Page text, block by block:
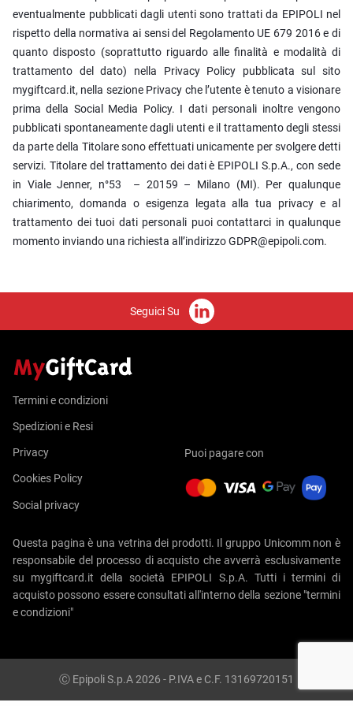
eventualmente pubblicati dagli utenti sono trattati da EPIPOLI nel
rispetto della normativa ai sensi del Regolamento UE 679 2016 e di
quanto disposto (soprattutto riguardo alle finalità e modalità di
trattamento del dato) nella Privacy Policy pubblicata sul sito
mygiftcard.it, nella sezione Privacy che l’utente è tenuto a visionare
prima della Social Media Policy. I dati personali inoltre vengono
pubblicati spontaneamente dagli utenti e il trattamento degli stessi
da parte della Titolare sono effettuati unicamente per svolgere detti
servizi. Titolare del trattamento dei dati è EPIPOLI S.p.A., con sede
in Viale Jenner, n°53 – 20159 – Milano (MI). Per qualunque
chiarimento, domanda o esigenza legata alla tua privacy e al
trattamento dei tuoi dati personali puoi contattarci in qualunque
momento inviando una richiesta all’indirizzo GDPR@epipoli.com.
Seguici Su
Termini e condizioni
Spedizioni e Resi
Privacy
Cookies Policy
Social privacy
Puoi pagare con
Questa pagina è una vetrina dei prodotti. Il gruppo Unicomm non è
responsabile del processo di acquisto che avverrà esclusivamente
su mygiftcard.it della società EPIPOLI S.p.A. Tutti i termini di
acquisto possono essere consultati all'interno della sezione "termini
e condizioni"
Ⓒ Epipoli S.p.A 2026 - P.IVA e C.F. 13169720151